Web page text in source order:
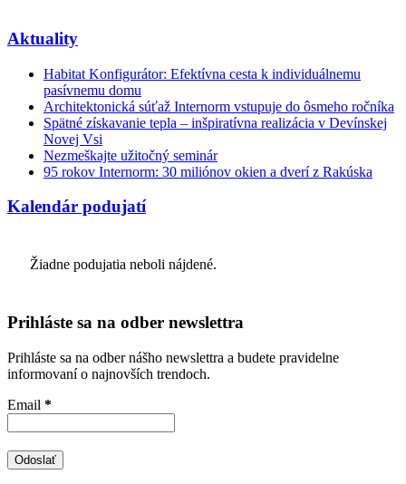
Aktuality
Habitat Konfigurátor: Efektívna cesta k individuálnemu
pasívnemu domu
Architektonická súťaž Internorm vstupuje do ôsmeho ročníka
Spätné získavanie tepla – inšpiratívna realizácia v Devínskej
Novej Vsi
Nezmeškajte užitočný seminár
95 rokov Internorm: 30 miliónov okien a dverí z Rakúska
Kalendár podujatí
Žiadne podujatia neboli nájdené.
Prihláste sa na odber newslettra
Prihláste sa na odber nášho newslettra a budete pravidelne
informovaní o najnovších trendoch.
Email *